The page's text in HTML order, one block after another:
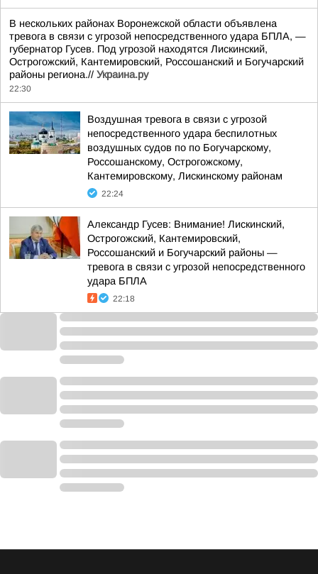
В нескольких районах Воронежской области объявлена
тревога в связи с угрозой непосредственного удара БПЛА, —
губернатор Гусев. Под угрозой находятся Лискинский,
Острогожский, Кантемировский, Россошанский и Богучарский
районы региона.// Украина.ру
22:30
Воздушная тревога в связи с угрозой
непосредственного удара беспилотных
воздушных судов по по Богучарскому,
Россошанскому, Острогожскому,
Кантемировскому, Лискинскому районам
22:24
Александр Гусев: Внимание! Лискинский,
Острогожский, Кантемировский,
Россошанский и Богучарский районы —
тревога в связи с угрозой непосредственного
удара БПЛА
22:18